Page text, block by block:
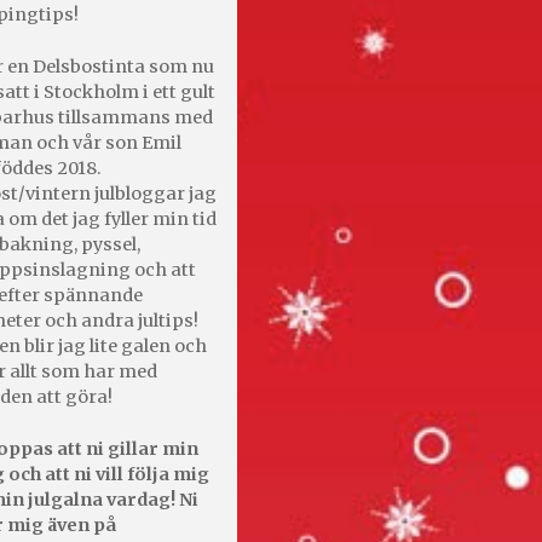
en Delsbostinta som nu
i Stockholm i ett gult
tillsammans med
och vår son Emil
2018.
vintern julbloggar jag
om det jag fyller min tid
pyssel,
och att
spännande
och andra jultips!
blir jag lite galen och
allt som har med
att göra!
att ni gillar min
och att ni vill följa mig
julgalna vardag! Ni
även på